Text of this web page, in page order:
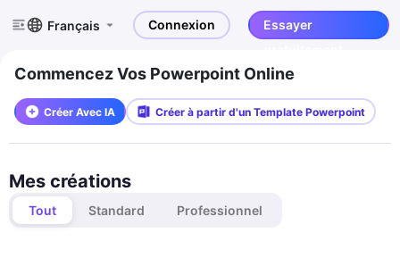
Français Connexion
Essayer
Commencez Vos Powerpoint Online
Créer Avec IA Créer à partir d'un Template Powerpoint
Mes créations
Tout Standard Professionnel